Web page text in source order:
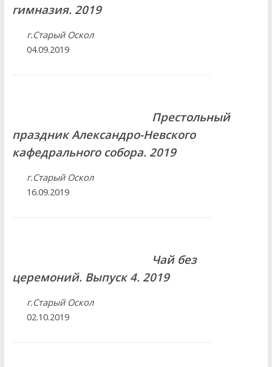
гимназия. 2019
г.Старый Оскол
04.09.2019
Престольный
праздник Александро-Невского
кафедрального собора. 2019
г.Старый Оскол
16.09.2019
Чай без
церемоний. Выпуск 4. 2019
г.Старый Оскол
02.10.2019